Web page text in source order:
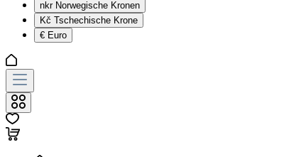
nkr Norwegische Kronen
Kč Tschechische Krone
€ Euro